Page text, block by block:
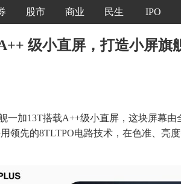
股市 商业 民生 IPO
级小直屏，打造小屏旗
一加13T搭载A++级小直屏，这块屏幕由
领先的8TLTPO电路技术，在色准、亮